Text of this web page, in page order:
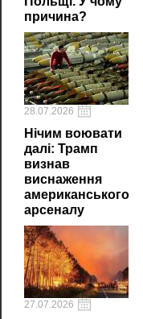
причина?
28.07.2026
Нічим воювати
далі: Трамп
визнав
виснаження
американського
арсеналу
27.07.2026